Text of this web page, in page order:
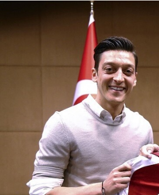
شركة الأولى للتطوير
ريادة وتميز في غرب
القاهرة